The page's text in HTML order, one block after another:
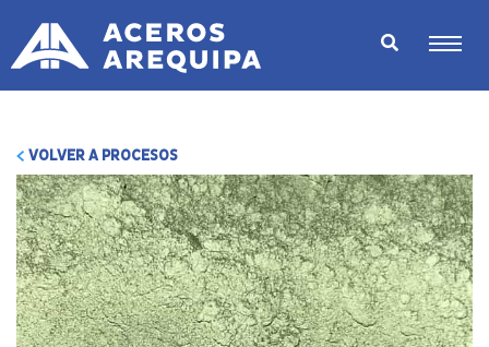
VOLVER A PROCESOS